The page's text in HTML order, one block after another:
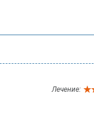
Лечение: